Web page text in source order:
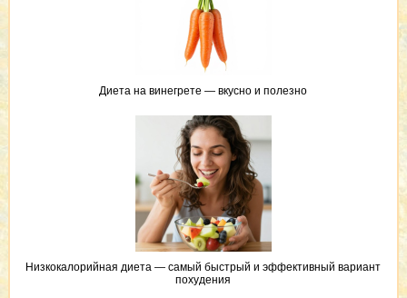
Диета на винегрете — вкусно и полезно
Низкокалорийная диета — самый быстрый и эффективный вариант
похудения